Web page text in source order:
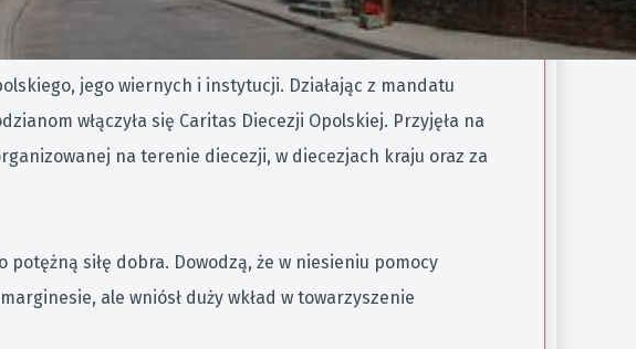
jego wiernych i instytucji. Działając z mandatu
włączyła się Caritas Diecezji Opolskiej. Przyjęła na
na terenie diecezji, w diecezjach kraju oraz za
siłę dobra. Dowodzą, że w niesieniu pomocy
ale wniósł duży wkład w towarzyszenie